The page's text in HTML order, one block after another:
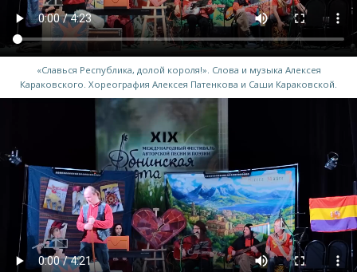
«Славься Республика, долой короля!». Слова и музыка Алексея
Караковского. Хореография Алексея Патенкова и Саши Караковской.